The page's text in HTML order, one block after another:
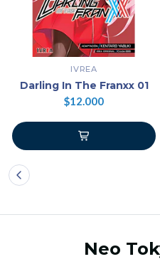
IVREA
Darling In The Franxx 01
$12.000
Neo